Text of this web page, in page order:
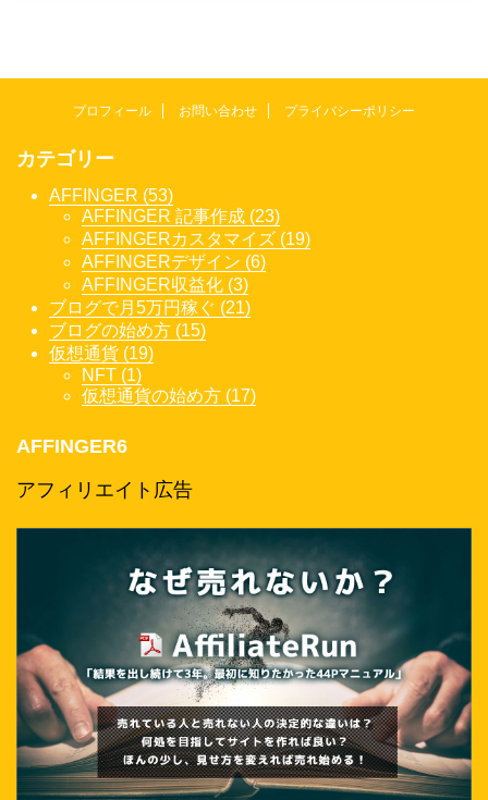
プロフィール お問い合わせ プライバシーポリシー
カテゴリー
AFFINGER (53)
AFFINGER 記事作成 (23)
AFFINGERカスタマイズ (19)
AFFINGERデザイン (6)
AFFINGER収益化 (3)
ブログで月5万円稼ぐ (21)
ブログの始め方 (15)
仮想通貨 (19)
NFT (1)
仮想通貨の始め方 (17)
AFFINGER6
アフィリエイト広告